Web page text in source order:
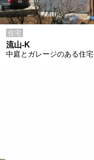
住宅
流山-K
中庭とガレージのある住宅